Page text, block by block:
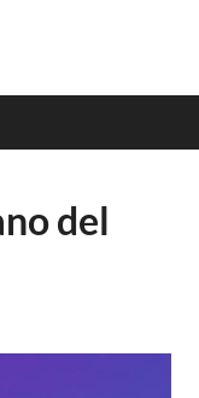
del